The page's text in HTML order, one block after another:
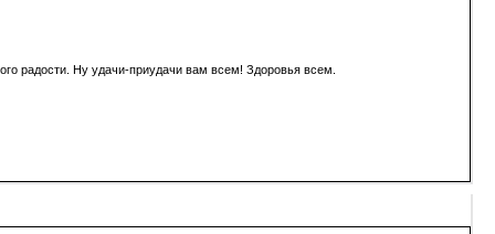
радости. Ну удачи-приудачи вам всем! Здоровья всем.